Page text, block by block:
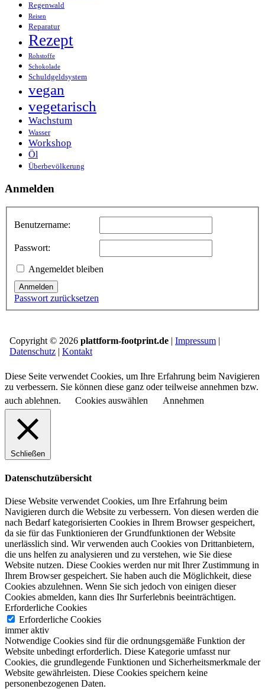
Regenwald
Reisen
Reparatur
Rezept
Rohstoffe
Schokolade
Schuldgeldsystem
vegan
vegetarisch
Wachstum
Wasser
Workshop
Öl
Überbevölkerung
Anmelden
Benutzername:
Passwort:
Angemeldet bleiben
Anmelden
Passwort zurücksetzen
Copyright © 2026 plattform-footprint.de | Impressum |
Datenschutz | Kontakt
Diese Seite verwendet Cookies, um Ihre Erfahrung beim Navigieren
zu verbessern. Sie können diese ganz oder teilweise annehmen bzw.
auch ablehnen.
Cookies auswählen Annehmen
Schließen
Datenschutzübersicht
Diese Website verwendet Cookies, um Ihre Erfahrung beim
Navigieren durch die Website zu verbessern. Von diesen werden die
nach Bedarf kategorisierten Cookies in Ihrem Browser gespeichert,
da sie für das Funktionieren der Grundfunktionen der Website
unerlässlich sind. Wir verwenden auch Cookies von Drittanbietern,
die uns helfen zu analysieren und zu verstehen, wie Sie diese
Website nutzen. Diese Cookies werden nur mit Ihrer Zustimmung in
Ihrem Browser gespeichert. Sie haben auch die Möglichkeit, diese
Cookies abzulehnen. Wenn Sie sich jedoch von einigen dieser
Cookies abmelden, kann dies Ihr Surferlebnis beeinträchtigen.
Erforderliche Cookies
Erforderliche Cookies
immer aktiv
Notwendige Cookies sind für die ordnungsgemäße Funktion der
Website unbedingt erforderlich. Diese Kategorie umfasst nur
Cookies, die grundlegende Funktionen und Sicherheitsmerkmale der
Website gewährleisten. Diese Cookies speichern keine
personenbezogenen Daten.